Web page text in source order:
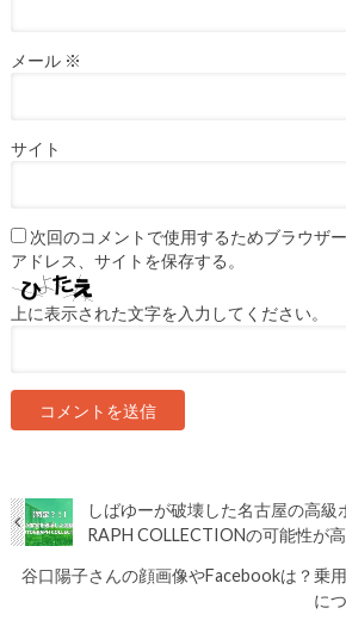
メール ※
サイト
次回のコメントで使用するためブラウザ
アドレス、サイトを保存する。
上に表示された文字を入力してください。
しばゆーが破壊した名古屋の高
RAPH COLLECTIONの可能性が高
谷口陽子さんの顔画像やFacebookは？乗
に